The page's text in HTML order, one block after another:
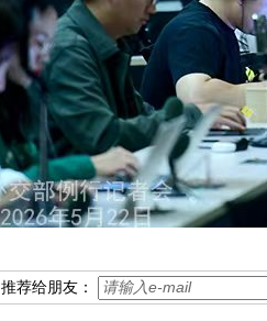
推荐给朋友：